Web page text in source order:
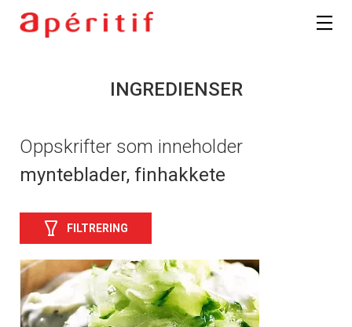
INGREDIENSER
Oppskrifter som inneholder
mynteblader, finhakkete
FILTRERING